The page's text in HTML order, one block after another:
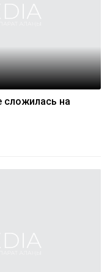
сложилась на